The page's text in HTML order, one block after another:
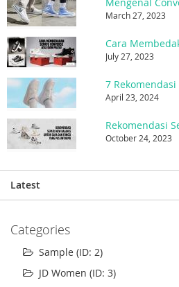
March 27, 2023
Cara
July 27, 2023
7
April 23, 2024
October 24, 2023
Latest
Categories
Sample (ID: 2)
JD Women (ID: 3)